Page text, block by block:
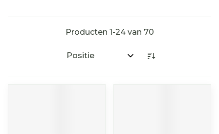
Producten 1-24van 70
Sorteer op: